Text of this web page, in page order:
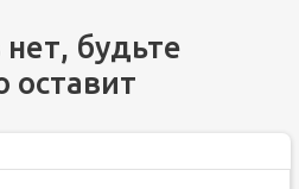
будьте
оставит